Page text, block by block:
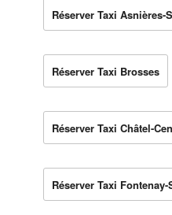
Réserver Taxi Asnières-
Réserver Taxi Brosses
Réserver Taxi Châtel-
Réserver Taxi